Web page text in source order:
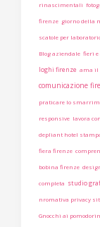
rinascimentali
firenze giorno della
scatole per
Blog aziendale fieri
loghi firenze ama il
comunicazione
praticare lo
responsive lavora
depliant hotel
fiera firenze
bobina firenze
completa studio
nromativa privacy
Gnocchi ai